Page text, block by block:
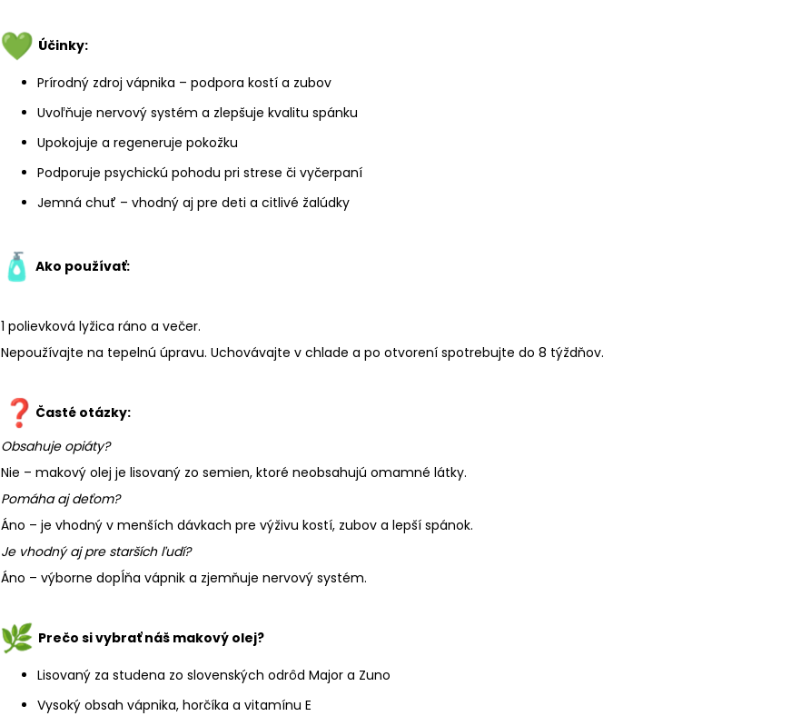
Účinky:
Prírodný zdroj vápnika – podpora kostí a zubov
Uvoľňuje nervový systém a zlepšuje kvalitu spánku
Upokojuje a regeneruje pokožku
Podporuje psychickú pohodu pri strese či vyčerpaní
Jemná chuť – vhodný aj pre deti a citlivé žalúdky
Ako používať:
1 polievková lyžica ráno a večer.
Nepoužívajte na tepelnú úpravu. Uchovávajte v chlade a po otvorení spotrebujte do 8 týždňov.
Časté otázky:
Obsahuje opiáty?
Nie – makový olej je lisovaný zo semien, ktoré neobsahujú omamné látky.
Pomáha aj deťom?
Áno – je vhodný v menších dávkach pre výživu kostí, zubov a lepší spánok.
Je vhodný aj pre starších ľudí?
Áno – výborne dopĺňa vápnik a zjemňuje nervový systém.
Prečo si vybrať náš makový olej?
Lisovaný za studena zo slovenských odrôd Major a Zuno
Vysoký obsah vápnika, horčíka a vitamínu E